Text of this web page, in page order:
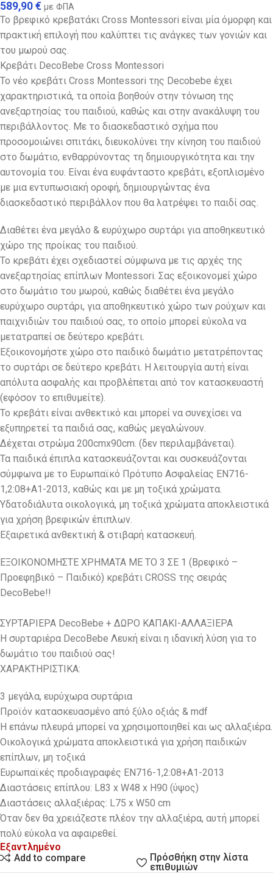
589,90€ με ΦΠΑ
Το βρεφικό κρεβατάκι Cross Montessori είναι μία όμορφη και
πρακτική επιλογή που καλύπτει τις ανάγκες των γονιών και
του μωρού σας.
Κρεβάτι DecoBebe Cross Montessori
Το νέο κρεβάτι Cross Montessori της Decobebe έχει
χαρακτηριστικά, τα οποία βοηθούν στην τόνωση της
ανεξαρτησίας του παιδιού, καθώς και στην ανακάλυψη του
περιβάλλοντος. Με το διασκεδαστικό σχήμα που
προσομοιώνει σπιτάκι, διευκολύνει την κίνηση του παιδιού
στο δωμάτιο, ενθαρρύνοντας τη δημιουργικότητα και την
αυτονομία του. Είναι ένα ευφάνταστο κρεβάτι, εξοπλισμένο
με μια εντυπωσιακή οροφή, δημιουργώντας ένα
διασκεδαστικό περιβάλλον που θα λατρέψει το παιδί σας.
Διαθέτει ένα μεγάλο & ευρύχωρο συρτάρι για αποθηκευτικό
χώρο της προίκας του παιδιού.
Το κρεβάτι έχει σχεδιαστεί σύμφωνα με τις αρχές της
ανεξαρτησίας επίπλων Montessori. Σας εξοικονομεί χώρο
στο δωμάτιο του μωρού, καθώς διαθέτει ένα μεγάλο
ευρύχωρο συρτάρι, για αποθηκευτικό χώρο των ρούχων και
παιχνιδιών του παιδιού σας, το οποίο μπορεί εύκολα να
μετατραπεί σε δεύτερο κρεβάτι.
Εξοικονομήστε χώρο στο παιδικό δωμάτιο μετατρέποντας
το συρτάρι σε δεύτερο κρεβάτι. Η λειτουργία αυτή είναι
απόλυτα ασφαλής και προβλέπεται από τον κατασκευαστή
(εφόσον το επιθυμείτε).
Το κρεβάτι είναι ανθεκτικό και μπορεί να συνεχίσει να
εξυπηρετεί τα παιδιά σας, καθώς μεγαλώνουν.
Δέχεται στρώμα 200cmx90cm. (δεν περιλαμβάνεται).
Τα παιδικά έπιπλα κατασκευάζονται και συσκευάζονται
σύμφωνα με το Ευρωπαϊκό Πρότυπο Ασφαλείας EN716-
1,2:08+A1-2013, καθώς και με μη τοξικά χρώματα.
Υδατοδιάλυτα οικολογικά, μη τοξικά χρώματα αποκλειστικά
για χρήση βρεφικών έπιπλων.
Εξαιρετικά ανθεκτική & στιβαρή κατασκευή.
ΕΞΟΙΚΟΝΟΜΗΣΤΕ ΧΡΗΜΑΤΑ ΜΕ ΤΟ 3 ΣΕ 1 (Βρεφικό –
Προεφηβικό – Παιδικό) κρεβάτι CROSS της σειράς
DecoBebe!!
ΣΥΡΤΑΡΙΕΡΑ DecoBebe + ΔΩΡΟ ΚΑΠΑΚΙ-ΑΛΛΑΞΙΕΡΑ
Η συρταριέρα DecoBebe Λευκή είναι η ιδανική λύση για το
δωμάτιο του παιδιού σας!
ΧΑΡΑΚΤΗΡΙΣΤΙΚΑ:
3 μεγάλα, ευρύχωρα συρτάρια
Προϊόν κατασκευασμένο από ξύλο οξιάς & mdf
Η επάνω πλευρά μπορεί να χρησιμοποιηθεί και ως αλλαξιέρα.
Οικολογικά χρώματα αποκλειστικά για χρήση παιδικών
επίπλων, μη τοξικά
Ευρωπαϊκές προδιαγραφές EN716-1,2:08+A1-2013
Διαστάσεις επίπλου: L83 x W48 x H90 (ύψος)
Διαστάσεις αλλαξιέρας: L75 x W50 cm
Όταν δεν θα χρειάζεστε πλέον την αλλαξιέρα, αυτή μπορεί
πολύ εύκολα να αφαιρεθεί.
Εξαντλημένο
Add to compare
Πρόσθήκη στην λίστα
επιθυμιών